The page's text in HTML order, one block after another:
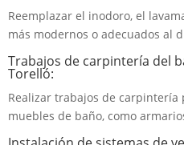
Reemplazar el inodoro, el
más modernos o adecuados al
Trabajos de carpintería del
Torelló:
Realizar trabajos de
muebles de baño, como